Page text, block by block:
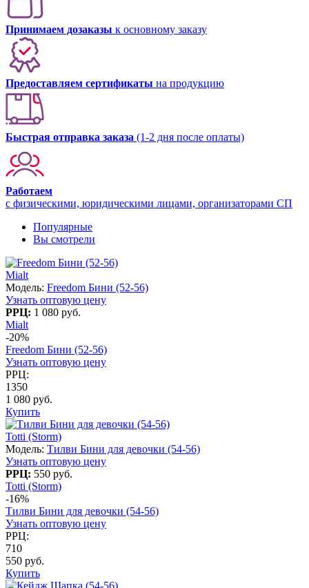
Принимаем дозаказы к основному заказу
Предоставляем сертификаты на продукцию
Быстрая отправка заказа (1-2 дня после оплаты)
Работаем
с физическими, юридическими лицами, организаторами СП
Популярные
Вы смотрели
Mialt
Модель: Freedom Бини (52-56)
Узнать оптовую цену
РРЦ: 1 080 руб.
Mialt
-20%
Freedom Бини (52-56)
Узнать оптовую цену
РРЦ:
1350
1 080 руб.
Купить
Totti (Storm)
Модель: Тилви Бини для девочки (54-56)
Узнать оптовую цену
РРЦ: 550 руб.
Totti (Storm)
-16%
Тилви Бини для девочки (54-56)
Узнать оптовую цену
РРЦ:
710
550 руб.
Купить